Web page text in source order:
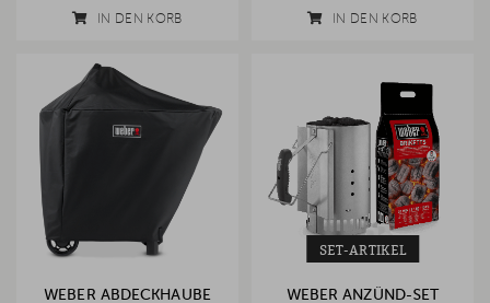
IN DEN KORB IN DEN KORB
WEBER ABDECKHAUBE
SET-ARTIKEL
WEBER ANZÜND-SET